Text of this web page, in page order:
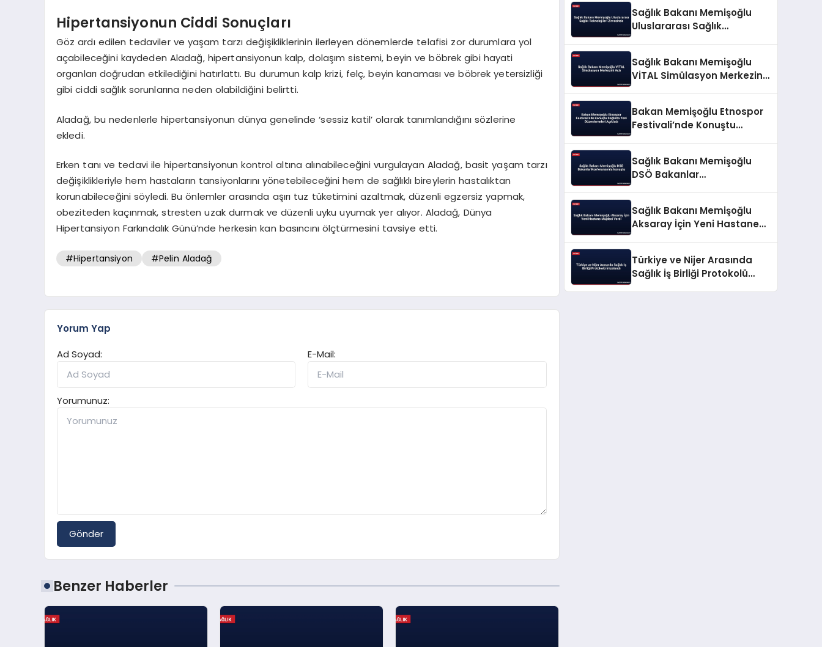
Hipertansiyonun Ciddi Sonuçları
Göz ardı edilen tedaviler ve yaşam tarzı değişikliklerinin ilerleyen dönemlerde telafisi zor durumlara yol
açabileceğini kaydeden Aladağ, hipertansiyonun kalp, dolaşım sistemi, beyin ve böbrek gibi hayati
organları doğrudan etkilediğini hatırlattı. Bu durumun kalp krizi, felç, beyin kanaması ve böbrek yetersizliği
gibi ciddi sağlık sorunlarına neden olabildiğini belirtti.
Aladağ, bu nedenlerle hipertansiyonun dünya genelinde ‘sessiz katil’ olarak tanımlandığını sözlerine
ekledi.
Erken tanı ve tedavi ile hipertansiyonun kontrol altına alınabileceğini vurgulayan Aladağ, basit yaşam tarzı
değişiklikleriyle hem hastaların tansiyonlarını yönetebileceğini hem de sağlıklı bireylerin hastalıktan
korunabileceğini söyledi. Bu önlemler arasında aşırı tuz tüketimini azaltmak, düzenli egzersiz yapmak,
obeziteden kaçınmak, stresten uzak durmak ve düzenli uyku uyumak yer alıyor. Aladağ, Dünya
Hipertansiyon Farkındalık Günü’nde herkesin kan basıncını ölçtürmesini tavsiye etti.
#Hipertansiyon #Pelin Aladağ
Yorum Yap
Ad Soyad:
E-Mail:
Yorumunuz:
Gönder
Benzer Haberler
Sağlık Bakanı Memişoğlu
Uluslararası Sağlık
Sağlık Bakanı Memişoğlu
VİTAL Simülasyon Merkezini
Bakan Memişoğlu Etnospor
Festivali’nde Konuştu
Sağlık Bakanı Memişoğlu
DSÖ Bakanlar
Sağlık Bakanı Memişoğlu
Aksaray İçin Yeni Hastane
Türkiye ve Nijer Arasında
Sağlık İş Birliği Protokolü